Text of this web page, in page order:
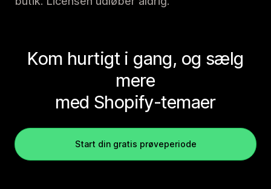
Kom hurtigt i gang, og sælg
mere
med Shopify-temaer
Start din gratis prøveperiode